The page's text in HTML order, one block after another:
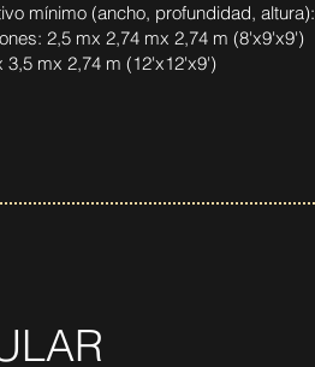
mínimo (ancho, profundidad, altura):
2,5 mx 2,74 mx 2,74 m (8'x9'x9')
3,5 mx 2,74 m (12'x12'x9')